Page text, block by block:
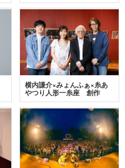
横内謙介×みょんふぁ×糸あ
やつり人形一糸座 創作
人…